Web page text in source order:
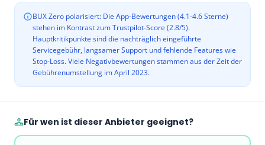
BUX Zero polarisiert: Die App-Bewertungen (4.1-4.6 Sterne)
stehen im Kontrast zum Trustpilot-Score (2.8/5).
Hauptkritikpunkte sind die nachträglich eingeführte
Servicegebühr, langsamer Support und fehlende Features wie
Stop-Loss. Viele Negativbewertungen stammen aus der Zeit der
Gebührenumstellung im April 2023.
Für wen ist dieser Anbieter geeignet?